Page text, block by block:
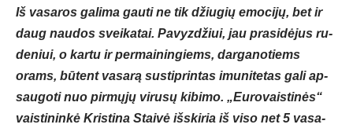
Iš va­sa­ros ga­li­ma gau­ti ne tik džiu­gių emo­ci­jų, bet ir
daug nau­dos svei­ka­tai. Pa­vyz­džiui, jau pra­si­dė­jus ru­
de­niui, o kar­tu ir per­mai­nin­giems, dar­ga­no­tiems
orams, bū­tent va­sa­rą su­stip­rin­tas imu­ni­te­tas ga­li ap­
sau­go­ti nuo pir­mų­jų vi­ru­sų ki­bi­mo. „Eu­ro­vais­ti­nės“
vais­ti­nin­kė Kris­ti­na Stai­vė iš­ski­ria iš vi­so net 5 va­sa­